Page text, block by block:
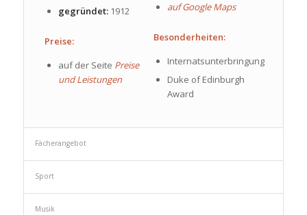
gegründet: 1912
Preise:
auf der Seite Preise
und Leistungen
auf Google Maps
Besonderheiten:
Internatsunterbringung
Duke of Edinburgh
Award
Fächerangebot
Sport
Musik